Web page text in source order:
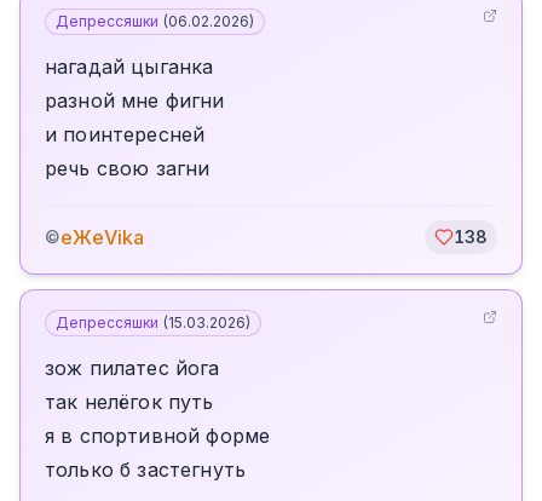
Депрессяшки (06.02.2026)
нагадай цыганка
разной мне фигни
и поинтересней
речь свою загни
©еЖеVika 138
Депрессяшки (15.03.2026)
зож пилатес йога
так нелёгок путь
я в спортивной форме
только б застегнуть